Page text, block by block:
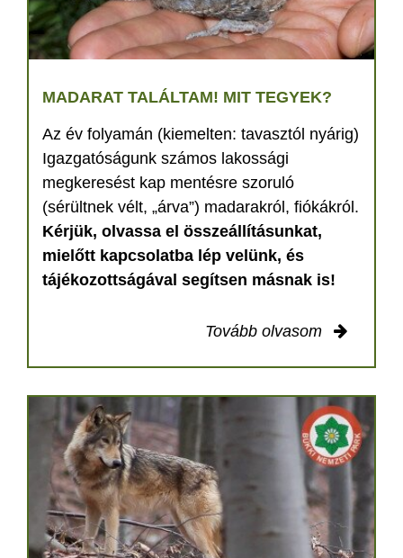
MADARAT TALÁLTAM! MIT TEGYEK?
Az év folyamán (kiemelten: tavasztól nyárig)
Igazgatóságunk számos lakossági
megkeresést kap mentésre szoruló
(sérültnek vélt, „árva”) madarakról, fiókákról.
Kérjük, olvassa el összeállításunkat,
mielőtt kapcsolatba lép velünk, és
tájékozottságával segítsen másnak is!
Tovább olvasom